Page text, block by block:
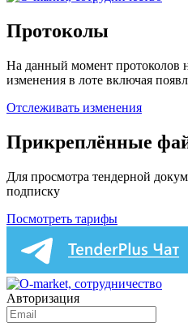
Протоколы
На данный момент протоколов
изменения в лоте включая
Отслеживать изменения
Прикреплённые
Для просмотра тендерной
подписку
Посмотреть тарифы
Авторизация